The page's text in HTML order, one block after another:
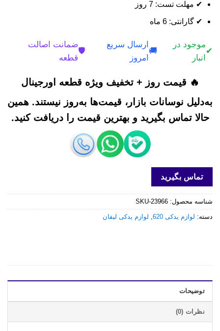
✔ مهلت تست: 7 روز
✔ گارانتی: 6 ماه
✔
موجود در
انبار
🚚
ارسال سریع
امروز
🛡️
ضمانت اصالت
قطعه
🔥 قیمت روز + تخفیف ویژه قطعه اورجینال
به‌دلیل نوسانات بازار، قیمت‌ها به‌روز نیستند. همین
حالا تماس بگیرید و بهترین قیمت را دریافت کنید.
تماس بگیرید
شناسه محصول: SKU-23966
دسته: لوازم یدکی 620 , لوازم یدکی لیفان
توضیحات
نظرات (0)